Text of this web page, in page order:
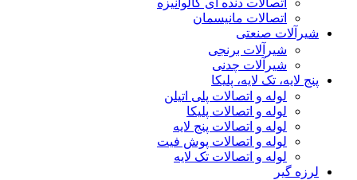
اتصالات دنده ای گالوانیزه
اتصالات مانیسمان
شیرآلات صنعتی
شیرآلات برنجی
شیرآلات چدنی
پنج لایه، تک لایه، پلیکا
لوله و اتصالات پلی اتیلن
لوله و اتصالات پلیکا
لوله و اتصالات پنج لایه
لوله و اتصالات پوش فیت
لوله و اتصالات تک لایه
لرزه گیر